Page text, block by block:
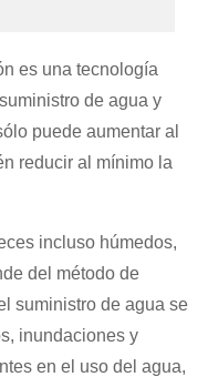
es una tecnología
de agua y
puede aumentar al
reducir al mínimo la
incluso húmedos,
del método de
suministro de agua se
inundaciones y
en el uso del agua,